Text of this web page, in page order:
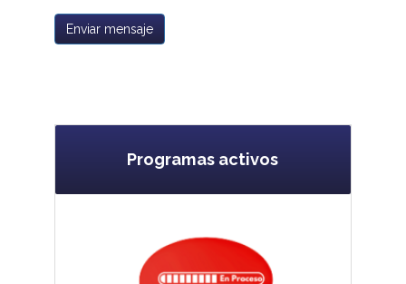
Enviar mensaje
Programas activos